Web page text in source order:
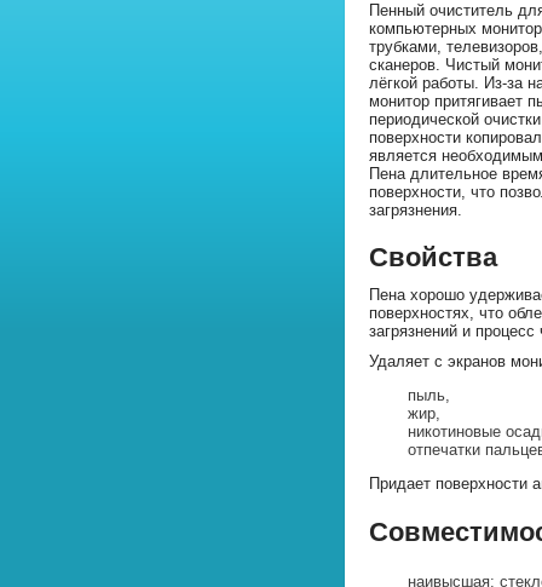
Пенный очиститель
компьютерных
трубками,
сканеров. Чистый
лёгкой работы. Из-за
монитор притягивает
периодической
поверхности
является
Пена длительное
поверхности, что
загрязнения.
Свойства
Пена хорошо
поверхностях, что
загрязнений и процесс
Удаляет с экранов
пыль,
жир,
никотиновые
отпечатки
Придает поверхности
наивысшая: